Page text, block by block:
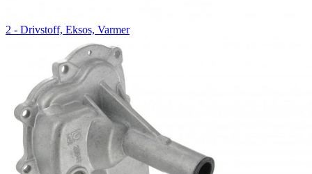
2 - Drivstoff, Eksos, Varmer